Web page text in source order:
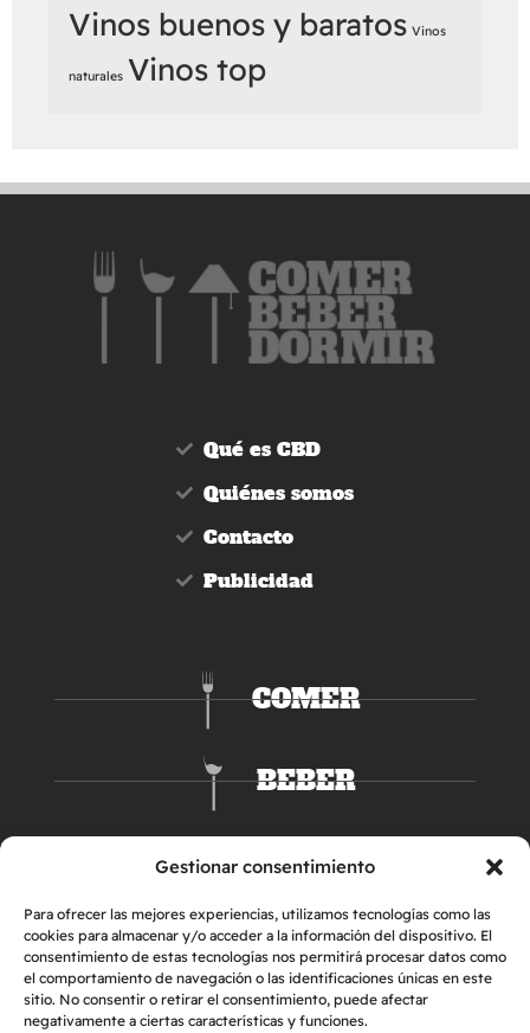
Gestionar consentimiento
Para ofrecer las mejores experiencias, utilizamos tecnologías como las
cookies para almacenar y/o acceder a la información del dispositivo. El
consentimiento de estas tecnologías nos permitirá procesar datos como
el comportamiento de navegación o las identificaciones únicas en este
sitio. No consentir o retirar el consentimiento, puede afectar
negativamente a ciertas características y funciones.
Vinos buenos y baratos Vinos
naturales Vinos top
Qué es CBD
Quiénes somos
Contacto
Publicidad
COMER
BEBER
DORMIR